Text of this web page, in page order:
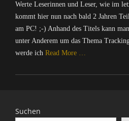
Werte Leserinnen und Leser, wie im
kommt hier nun nach bald 2 Jahren
am PC! ;-) Anhand des Titels kann
unter Anderem um das Thema
werde ich Read More …
Categories
p
Suchen